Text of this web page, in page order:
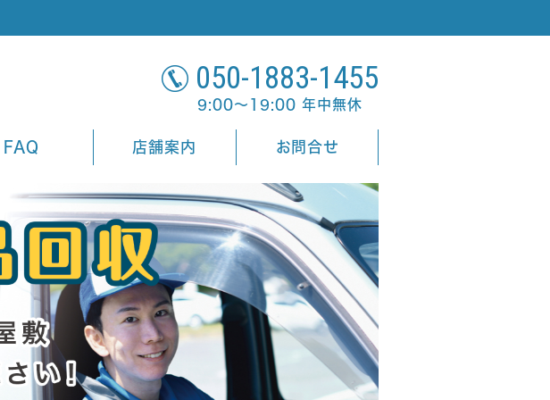
050-1883-1455
9:00～19:00 年中無休
FAQ 店舗案内 お問合せ